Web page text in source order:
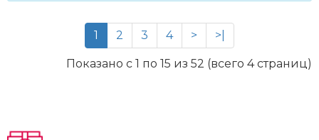
1 2 3 4 > >|
Показано с 1 по 15 из 52 (всего 4 страниц)